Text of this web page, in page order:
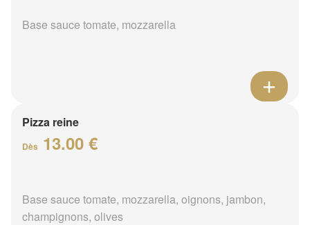
Base sauce tomate, mozzarella
Pizza reine
Dès 13.00 €
Base sauce tomate, mozzarella, oignons, jambon,
champignons, olives